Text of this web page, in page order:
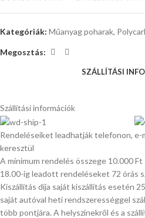
Kategóriák: Műanyag poharak,
Megosztás:
SZÁLLÍTÁSI
Szállítási információk
Rendeléseiket leadhatják telefonon, e-
keresztül
A minimum rendelés összege 10.000 Ft
18.00-ig leadott rendeléseket 72 órás
Kiszállítás díja saját kiszállítás esetén
saját autóval heti rendszerességgel
több pontjára. A helyszínekről és a